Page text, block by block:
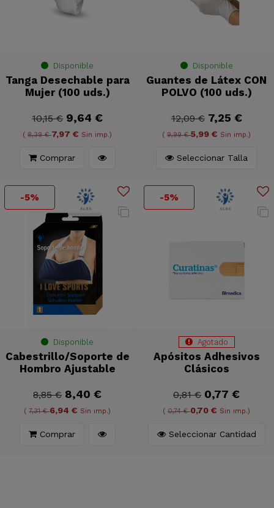
Disponible
Tanga Desechable para
Mujer (100 uds.)
10,15 € 9,64 €
(8,39 €7,97 € Sin imp.)
Comprar
Disponible
Guantes de Látex CON
POLVO (100 uds.)
12,09 € 7,25 €
(9,99 €5,99 € Sin imp.)
Seleccionar Talla
-5%
Disponible
Cabestrillo/Soporte de
Hombro Ajustable
8,85 € 8,40 €
(7,31 €6,94 € Sin imp.)
Comprar
-5%
Agotado
Apósitos Adhesivos
Clásicos
0,81 € 0,77 €
(0,74 €0,70 € Sin imp.)
Seleccionar Cantidad